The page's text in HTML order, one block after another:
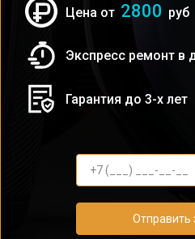
Цена от 2800 руб
Экспресс ремонт в
Гарантия до 3-х лет
Отправить